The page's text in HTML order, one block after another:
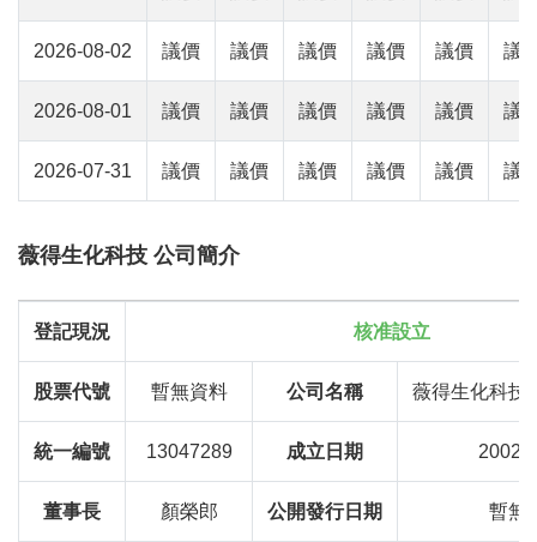
2026-08-02 議價 議價 議價 議價 議價 議
2026-08-01 議價 議價 議價 議價 議價 議
2026-07-31 議價 議價 議價 議價 議價 議
薇得生化科技 公司簡介
登記現況 核准設立
股票代號 暫無資料 公司名稱 薇得生化科技
統一編號 13047289 成立日期 2002-
董事長 顏榮郎 公開發行日期 暫無